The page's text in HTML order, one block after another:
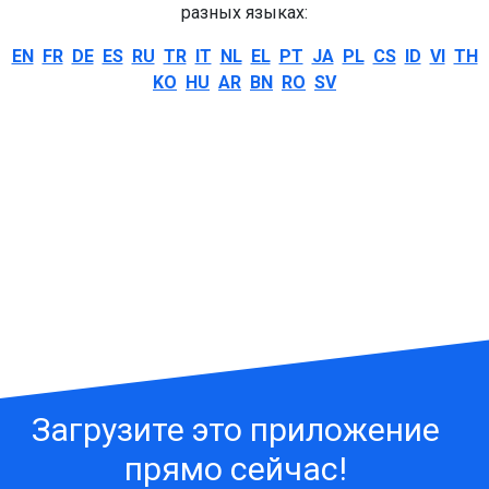
разных языках:
EN FR DE ES RU TR IT NL EL PT JA PL CS ID VI TH
KO HU AR BN RO SV
Загрузите это приложение
прямо сейчас!